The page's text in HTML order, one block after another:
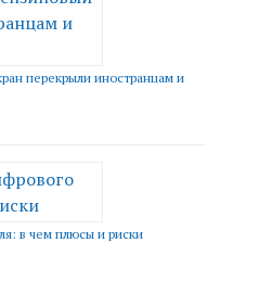
перекрыли иностранцам и
в чем плюсы и риски